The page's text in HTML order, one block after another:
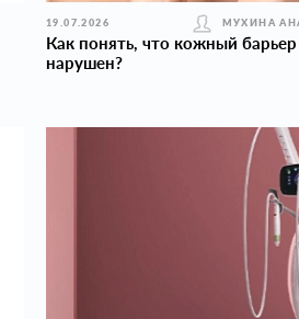
19.07.2026 МУХИНА
Как понять, что кожный барьер
нарушен?